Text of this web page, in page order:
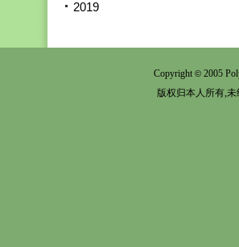
2019
Copyright© 2005
版权归本人所有,